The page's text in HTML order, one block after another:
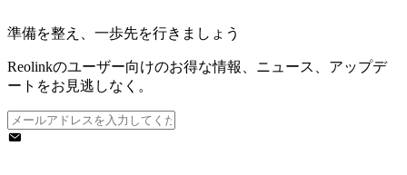
準備を整え、一歩先を行きましょう
Reolinkのユーザー向けのお得な情報、ニュース、アップデ
ートをお見逃しなく。